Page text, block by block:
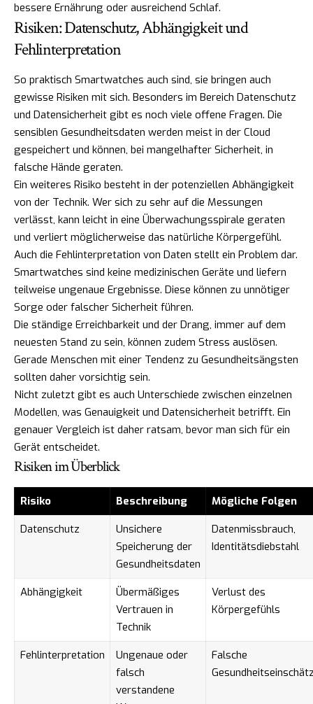
bessere Ernährung oder ausreichend Schlaf.
Risiken: Datenschutz, Abhängigkeit und
Fehlinterpretation
So praktisch Smartwatches auch sind, sie bringen auch
gewisse Risiken mit sich. Besonders im Bereich Datenschutz
und Datensicherheit gibt es noch viele offene Fragen. Die
sensiblen Gesundheitsdaten werden meist in der Cloud
gespeichert und können, bei mangelhafter Sicherheit, in
falsche Hände geraten.
Ein weiteres Risiko besteht in der potenziellen Abhängigkeit
von der Technik. Wer sich zu sehr auf die Messungen
verlässt, kann leicht in eine Überwachungsspirale geraten
und verliert möglicherweise das natürliche Körpergefühl.
Auch die Fehlinterpretation von Daten stellt ein Problem dar.
Smartwatches sind keine medizinischen Geräte und liefern
teilweise ungenaue Ergebnisse. Diese können zu unnötiger
Sorge oder falscher Sicherheit führen.
Die ständige Erreichbarkeit und der Drang, immer auf dem
neuesten Stand zu sein, können zudem Stress auslösen.
Gerade Menschen mit einer Tendenz zu Gesundheitsängsten
sollten daher vorsichtig sein.
Nicht zuletzt gibt es auch Unterschiede zwischen einzelnen
Modellen, was Genauigkeit und Datensicherheit betrifft. Ein
genauer Vergleich ist daher ratsam, bevor man sich für ein
Gerät entscheidet.
Risiken im Überblick
Risiko Beschreibung
Mögliche Folgen
Datenschutz
Unsichere
Speicherung der
Gesundheitsdaten
Datenmissbrauch,
Identitätsdiebstahl
Abhängigkeit
Übermäßiges
Vertrauen in
Technik
Verlust des
Körpergefühls
Fehlinterpretation
Ungenaue oder
falsch
verstandene
Falsche